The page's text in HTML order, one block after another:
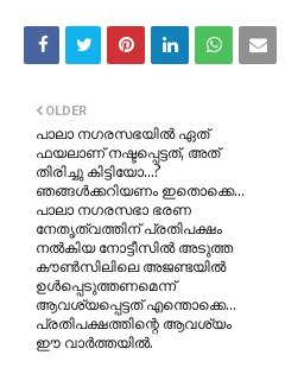
OLDER
പാലാ നഗരസഭയില്‍ ഏത്
ഫയലാണ് നഷ്ടപ്പെട്ടത്, അത്
തിരിച്ചു കിട്ടിയോ...?
ഞങ്ങള്‍ക്കറിയണം ഇതൊക്കെ...
പാലാ നഗരസഭാ ഭരണ
നേതൃത്വത്തിന് പ്രതിപക്ഷം
നല്‍കിയ നോട്ടീസില്‍ അടുത്ത
കൗണ്‍സിലിലെ അജണ്ടയില്‍
ഉള്‍പ്പെടുത്തണമെന്ന്
ആവശ്യപ്പെട്ടത് എന്തൊക്കെ...
പ്രതിപക്ഷത്തിന്റെ ആവശ്യം
ഈ വാര്‍ത്തയില്‍.